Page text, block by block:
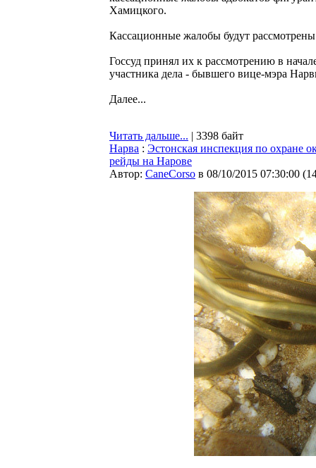
Хамицкого.
Кассационные жалобы будут
Госсуд принял их к рассмотрению в
участника дела - бывшего вице-мэра
Далее...
Читать дальше... | 3398 байт
Нарва : Эстонская инспекция по охране
рейды на Нарове
Автор: CaneCorso в 08/10/2015 07:30:00 (